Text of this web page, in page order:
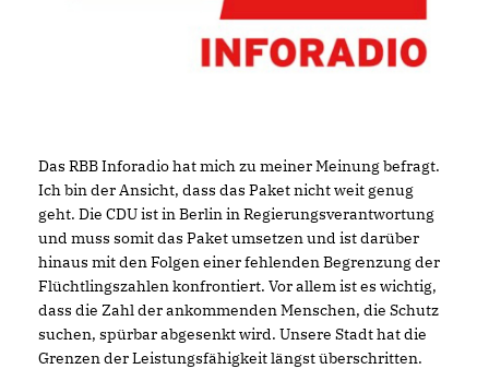
Das RBB Inforadio hat mich zu meiner Meinung befragt.
Ich bin der Ansicht, dass das Paket nicht weit genug
geht. Die CDU ist in Berlin in Regierungsverantwortung
und muss somit das Paket umsetzen und ist darüber
hinaus mit den Folgen einer fehlenden Begrenzung der
Flüchtlingszahlen konfrontiert. Vor allem ist es wichtig,
dass die Zahl der ankommenden Menschen, die Schutz
suchen, spürbar abgesenkt wird. Unsere Stadt hat die
Grenzen der Leistungsfähigkeit längst überschritten.